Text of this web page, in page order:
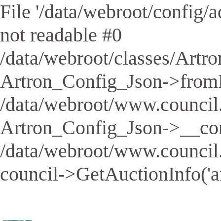
File '/data/webroot/config/
not readable #0
/data/webroot/classes/
Artron_Config_Json-
/data/webroot/
Artron_Config_Json-
/data/webroot/
council-